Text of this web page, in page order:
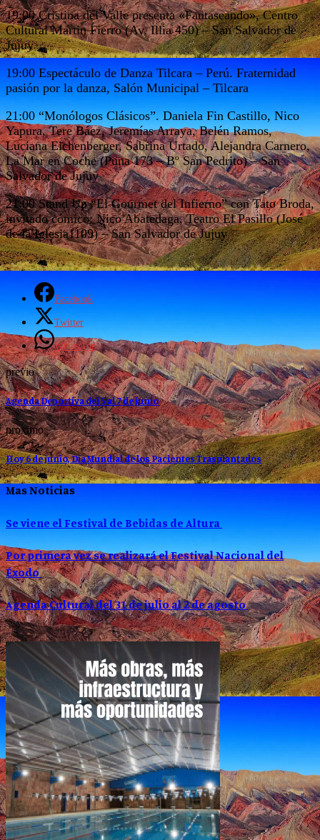
19:00 Cristina del Valle presenta «Fantaseando», Centro
Cultural Martin Fierro (Av. Illia 450) – San Salvador de
Jujuy
19:00 Espectáculo de Danza Tilcara – Perú. Fraternidad
pasión por la danza, Salón Municipal – Tilcara
21:00 “Monólogos Clásicos”. Daniela Fin Castillo, Nico
Yapura, Tere Báez, Jeremías Arraya, Belén Ramos,
Luciana Eichenberger, Sabrina Urtado, Alejandra Carnero,
La Mar en Coche (Puna 173 – Bº San Pedrito) – San
Salvador de Jujuy
21:00 Stand Up “El Gourmet del Infierno” con Tato Broda,
invitado cómico: Nico Abatedaga, Teatro El Pasillo (José
de la Iglesia1109) – San Salvador de Jujuy
Facebook
Twitter
WhatsApp
previo
Agenda Deportiva del 5 al 7 de junio
proximo
Hoy 6 de junio, Día Mundial de los Pacientes Trasplantados
Mas Noticias
Se viene el Festival de Bebidas de Altura
Por primera vez se realizará el Festival Nacional del
Éxodo
Agenda Cultural del 31 de julio al 2 de agosto